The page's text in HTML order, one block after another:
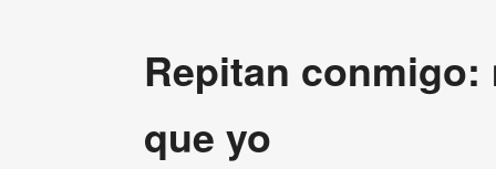
Repitan
que yo